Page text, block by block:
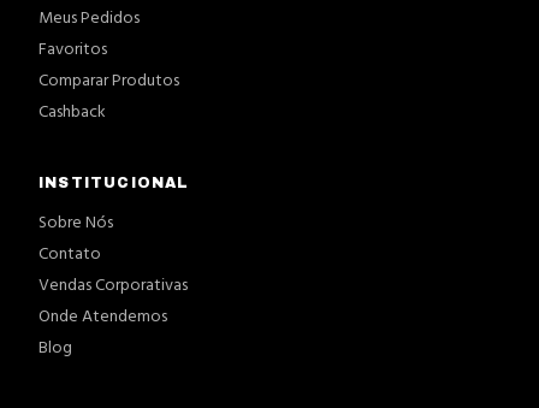
Meus Pedidos
Favoritos
Comparar Produtos
Cashback
INSTITUCIONAL
Sobre Nós
Contato
Vendas Corporativas
Onde Atendemos
Blog